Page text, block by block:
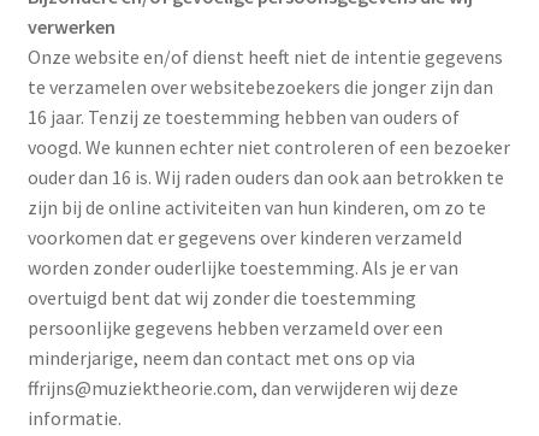
verwerken
Onze website en/of dienst heeft niet de intentie gegevens
te verzamelen over websitebezoekers die jonger zijn dan
16 jaar. Tenzij ze toestemming hebben van ouders of
voogd. We kunnen echter niet controleren of een bezoeker
ouder dan 16 is. Wij raden ouders dan ook aan betrokken te
zijn bij de online activiteiten van hun kinderen, om zo te
voorkomen dat er gegevens over kinderen verzameld
worden zonder ouderlijke toestemming. Als je er van
overtuigd bent dat wij zonder die toestemming
persoonlijke gegevens hebben verzameld over een
minderjarige, neem dan contact met ons op via
ffrijns@muziektheorie.com, dan verwijderen wij deze
informatie.